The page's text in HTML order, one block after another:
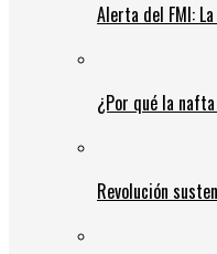
Alerta del FMI:
¿Por qué la
Revolución